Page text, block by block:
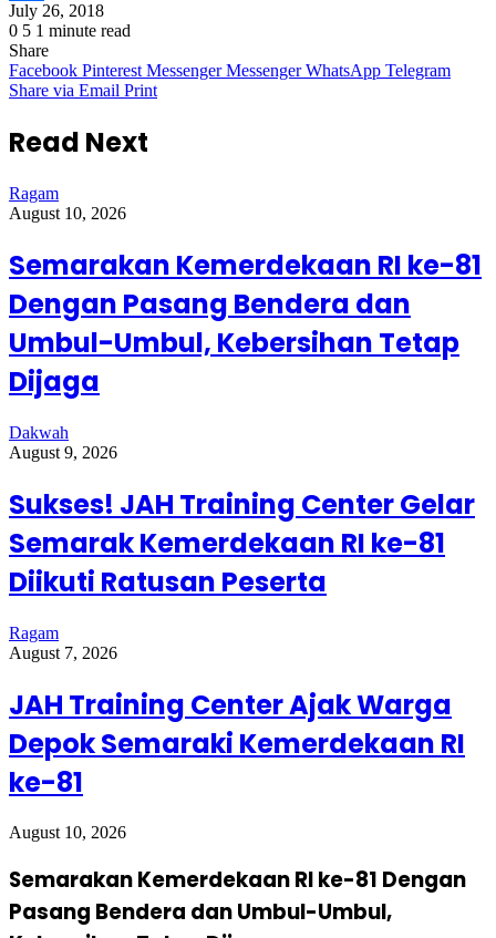
Share
July 26, 2018
0 5 1 minute read
Share
Facebook Pinterest Messenger Messenger WhatsApp Telegram
Share via Email Print
Read Next
Ragam
August 10, 2026
Semarakan Kemerdekaan RI ke-81
Dengan Pasang Bendera dan
Umbul-Umbul, Kebersihan Tetap
Dijaga
Dakwah
August 9, 2026
Sukses! JAH Training Center Gelar
Semarak Kemerdekaan RI ke-81
Diikuti Ratusan Peserta
Ragam
August 7, 2026
JAH Training Center Ajak Warga
Depok Semaraki Kemerdekaan RI
ke-81
August 10, 2026
Semarakan Kemerdekaan RI ke-81 Dengan
Pasang Bendera dan Umbul-Umbul,